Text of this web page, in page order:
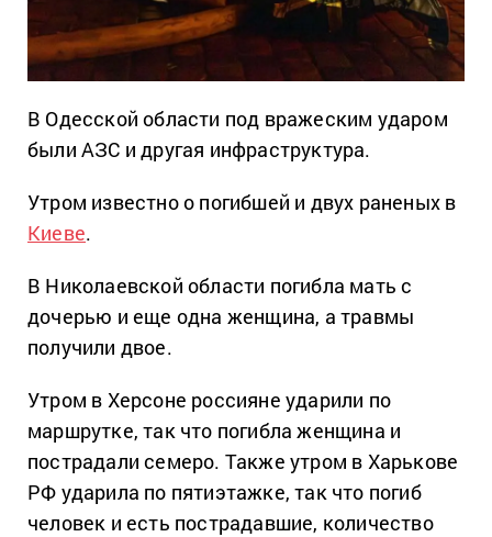
В Одесской области под вражеским ударом
были АЗС и другая инфраструктура.
Утром известно о погибшей и двух раненых в
Киеве.
В Николаевской области погибла мать с
дочерью и еще одна женщина, а травмы
получили двое.
Утром в Херсоне россияне ударили по
маршрутке, так что погибла женщина и
пострадали семеро. Также утром в Харькове
РФ ударила по пятиэтажке, так что погиб
человек и есть пострадавшие, количество